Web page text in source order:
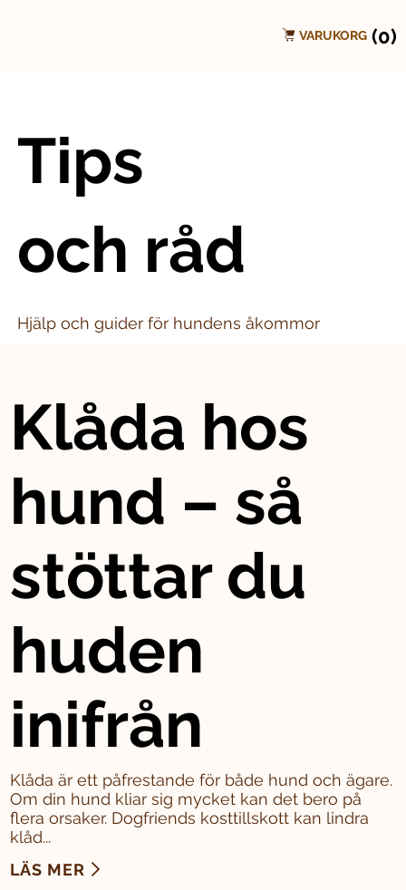
VARUKORG (0)
Tips
och råd
Hjälp och guider för hundens åkommor
Klåda hos
hund – så
stöttar du
huden
inifrån
Klåda är ett påfrestande för både hund och ägare.
Om din hund kliar sig mycket kan det bero på
flera orsaker. Dogfriends kosttillskott kan lindra
klåd...
LÄS MER